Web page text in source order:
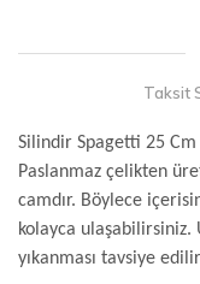
Taksit
Silindir Spagetti 25 Cm
Paslanmaz çelikten
camdır. Böylece
kolayca ulaşabilirsiniz.
yıkanması tavsiye edilir